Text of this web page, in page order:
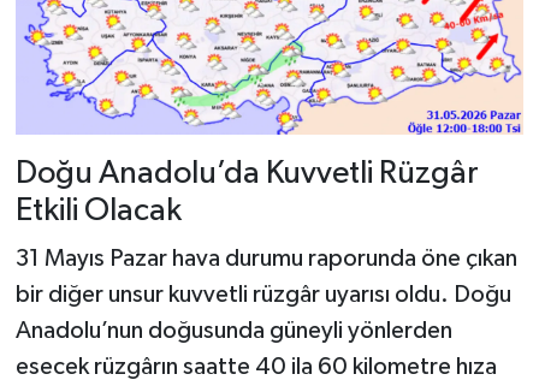
Doğu Anadolu’da Kuvvetli Rüzgâr
Etkili Olacak
31 Mayıs Pazar hava durumu raporunda öne çıkan
bir diğer unsur kuvvetli rüzgâr uyarısı oldu. Doğu
Anadolu’nun doğusunda güneyli yönlerden
esecek rüzgârın saatte 40 ila 60 kilometre hıza